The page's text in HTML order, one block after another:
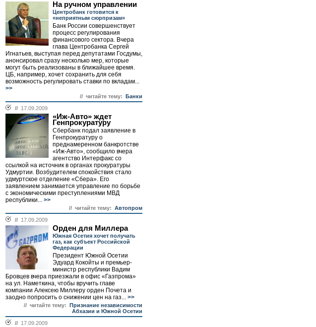
На ручном управлении
Центробанк готовится к
«неприятным сюрпризам»
Банк России совершенствует
процесс регулирования
финансового сектора. Вчера
глава Центробанка Сергей
Игнатьев, выступая перед депутатами Госдумы,
анонсировал сразу несколько мер, которые
могут быть реализованы в ближайшее время.
ЦБ, например, хочет сохранить для себя
возможность регулировать ставки по вкладам...
>>
// читайте тему: Банки
// 17.09.2009
«Иж-Авто» ждет
Генпрокуратуру
Сбербанк подал заявление в
Генпрокуратуру о
преднамеренном банкротстве
«Иж-Авто», сообщило вчера
агентство Интерфакс со
ссылкой на источник в органах прокуратуры
Удмуртии. Возбудителем спокойствия стало
удмуртское отделение «Сбера». Его
заявлением занимается управление по борьбе
с экономическими преступлениями МВД
республики... >>
// читайте тему: Автопром
// 17.09.2009
Орден для Миллера
Южная Осетия хочет получать
газ, как субъект Российской
Федерации
Президент Южной Осетии
Эдуард Кокойты и премьер-
министр республики Вадим
Бровцев вчера приезжали в офис «Газпрома»
на ул. Наметкина, чтобы вручить главе
компании Алексею Миллеру орден Почета и
заодно попросить о снижении цен на газ... >>
// читайте тему: Признание независимости
Абхазии и Южной Осетии
// 17.09.2009